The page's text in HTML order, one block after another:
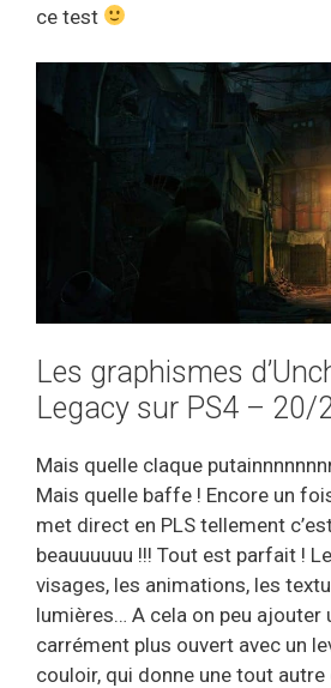
ce test
Les graphismes
Legacy sur PS4 – 20/
Mais quelle claque
Mais quelle baffe ! Encore un
met direct en PLS tellement
beauuuuuu !!! Tout est parfait !
visages, les animations, les
lumières… A cela on peu ajouter
carrément plus ouvert avec un
couloir, qui donne une tout